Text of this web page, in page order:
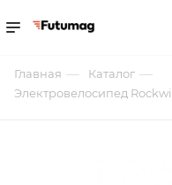
Главная — Каталог —
Электровелосипед